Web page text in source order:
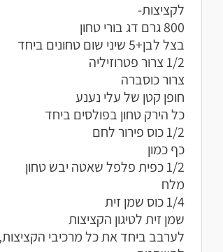
לקציצות-
800 גרם דג בורי טחון
בצל לבן+5 שיני שום טחונים ביחד
1/2 צרור פטרוזיליה
צרור כוסברה
חופן קטן של עלי נענע
כל הירק טחון בפולסים ביחד
1/2 כוס פירור לחם
כף כמון
1/2 כפית פלפל שאטה יבש טחון
מלח
1/4 כוס שמן זית
שמן זית לטיגון הקציצות
לערבב ביחד את כל מרכיבי